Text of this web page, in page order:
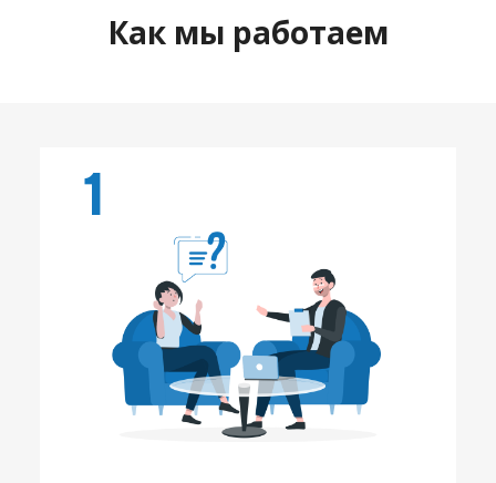
Как мы работаем
1